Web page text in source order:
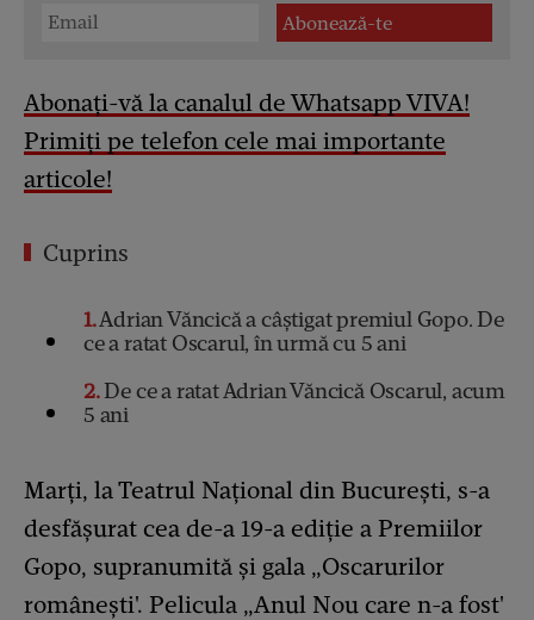
Abonați-vă la canalul de Whatsapp VIVA!
Primiți pe telefon cele mai importante
articole!
Cuprins
1Adrian Văncică a câștigat premiul Gopo. De
ce a ratat Oscarul, în urmă cu 5 ani
2De ce a ratat Adrian Văncică Oscarul, acum
5 ani
Marți, la Teatrul Național din București, s-a
desfășurat cea de-a 19-a ediție a Premiilor
Gopo, supranumită și gala „Oscarurilor
românești'. Pelicula „Anul Nou care n-a fost'